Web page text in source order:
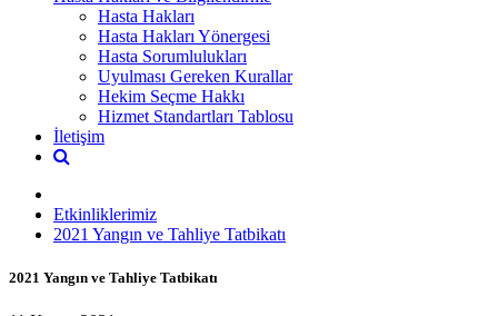
Hasta Hakları
Hasta Hakları Yönergesi
Hasta Sorumlulukları
Uyulması Gereken Kurallar
Hekim Seçme Hakkı
Hizmet Standartları Tablosu
İletişim
Etkinliklerimiz
2021 Yangın ve Tahliye Tatbikatı
2021 Yangın ve Tahliye Tatbikatı